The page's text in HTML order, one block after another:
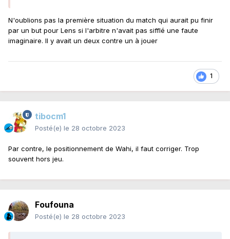
N'oublions pas la première situation du match qui aurait pu finir
par un but pour Lens si l'arbitre n'avait pas sifflé une faute
imaginaire. Il y avait un deux contre un à jouer
1
tibocm1
Posté(e) le 28 octobre 2023
Par contre, le positionnement de Wahi, il faut corriger. Trop
souvent hors jeu.
Foufouna
Posté(e) le 28 octobre 2023